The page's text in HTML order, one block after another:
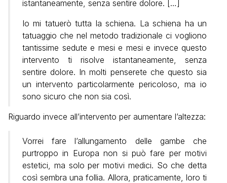
istantaneamente, senza sentire dolore. […]
Io mi tatuerò tutta la schiena. La schiena ha un
tatuaggio che nel metodo tradizionale ci vogliono
tantissime sedute e mesi e mesi e invece questo
intervento ti risolve istantaneamente, senza
sentire dolore. In molti penserete che questo sia
un intervento particolarmente pericoloso, ma io
sono sicuro che non sia così.
Riguardo invece all’intervento per aumentare l’altezza:
Vorrei fare l’allungamento delle gambe che
purtroppo in Europa non si può fare per motivi
estetici, ma solo per motivi medici. So che detta
così sembra una follia. Allora, praticamente, loro ti